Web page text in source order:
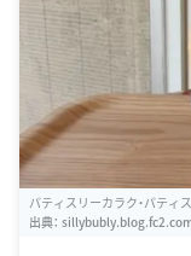
パティスリーカラク・パティ
出典：